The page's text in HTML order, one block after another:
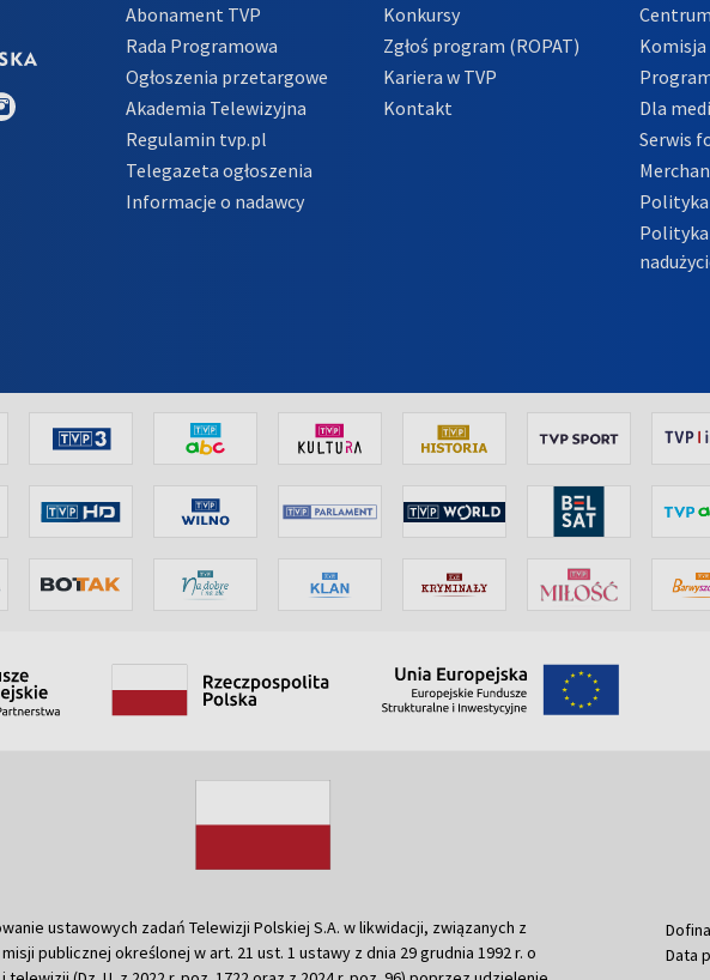
Abonament TVP
Rada Programowa
Ogłoszenia przetargowe
Akademia Telewizyjna
Regulamin tvp.pl
Telegazeta ogłoszenia
Informacje o nadawcy
Konkursy
Zgłoś program (ROPAT)
Kariera w TVP
Kontakt
Dla
Serwis
Polityka
ustawowych zadań Telewizji Polskiej S.A. w likwidacji, związanych z
publicznej określonej w art. 21 ust. 1 ustawy z dnia 29 grudnia 1992 r. o
Data